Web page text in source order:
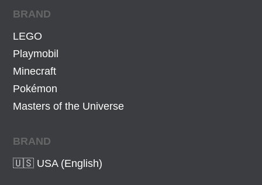
BRAND
LEGO
Playmobil
Minecraft
Pokémon
Masters of the Universe
BRAND
🇺🇸 USA (English)